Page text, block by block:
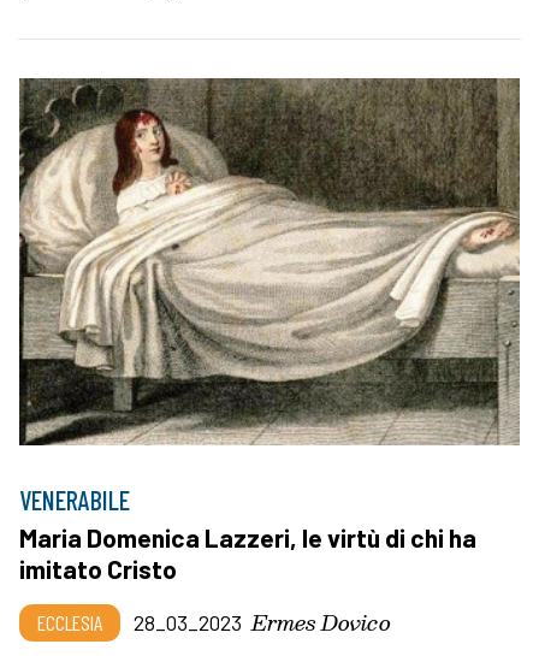
VENERABILE
Maria Domenica Lazzeri, le virtù di chi ha
imitato Cristo
ECCLESIA 28_03_2023 Ermes Dovico